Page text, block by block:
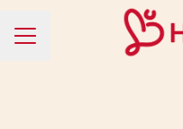
KARRIÄRMENY